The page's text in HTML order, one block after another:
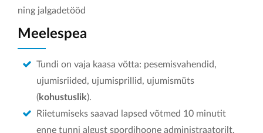
ning jalgadetööd
Meelespea
Tundi on vaja kaasa võtta: pesemisvahendid,
ujumisriided, ujumisprillid, ujumismüts
(kohustuslik).
Riietumiseks saavad lapsed võtmed 10 minutit
enne tunni algust spordihoone administraatorilt.